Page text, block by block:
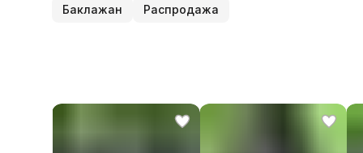
Баклажан Распродажа